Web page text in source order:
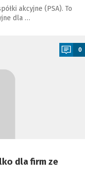
akcyjne (PSA). To
dla …
0
dla firm ze